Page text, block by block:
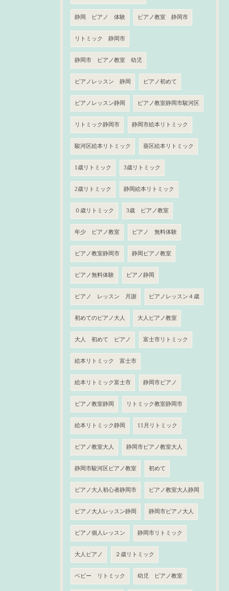
静岡 ピアノ 体験 ピアノ教室 静岡市
リトミック 静岡市
静岡市 ピアノ教室 幼児
ピアノレッスン 静岡 ピアノ初めて
ピアノレッスン静岡 ピアノ教室静岡市駿河区
リトミック静岡市 静岡市絵本リトミック
駿河区絵本リトミック 葵区絵本リトミック
1歳リトミック 3歳リトミック
2歳リトミック 静岡絵本リトミック
０歳リトミック 3歳 ピアノ教室
年少 ピアノ教室 ピアノ 無料体験
ピアノ教室静岡市 静岡ピアノ教室
ピアノ無料体験 ピアノ静岡
ピアノ レッスン 月謝 ピアノレッスン４歳
初めてのピアノ大人 大人ピアノ教室
大人 初めて ピアノ 富士市リトミック
絵本リトミック 富士市
絵本リトミック富士市 静岡市ピアノ
ピアノ教室静岡 リトミック教室静岡市
絵本リトミック静岡 11月リトミック
ピアノ教室大人 静岡市ピアノ教室大人
静岡市駿河区ピアノ教室 初めて
ピアノ大人初心者静岡市 ピアノ教室大人静岡
ピアノ大人レッスン静岡 静岡市ピアノ大人
ピアノ個人レッスン 静岡市リトミック
大人ピアノ ２歳リトミック
ベビー リトミック 幼児 ピアノ教室